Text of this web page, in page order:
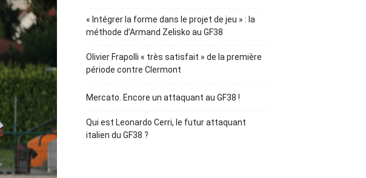
« Intégrer la forme dans le projet de jeu » : la
méthode d’Armand Zelisko au GF38
Olivier Frapolli « très satisfait » de la première
période contre Clermont
Mercato. Encore un attaquant au GF38 !
Qui est Leonardo Cerri, le futur attaquant
italien du GF38 ?